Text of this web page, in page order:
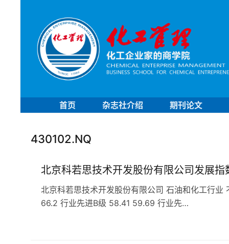
首页 杂志社介绍 期刊论文
430102.NQ
北京科若思技术开发股份有限公司发展指
北京科若思技术开发股份有限公司 石油和化工行
66.2 行业先进B级 58.41 59.69 行业先…